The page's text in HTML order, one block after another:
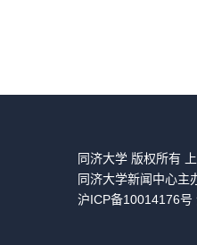
同济大学 版权所有
同济大学新闻中心主
沪ICP备10014176